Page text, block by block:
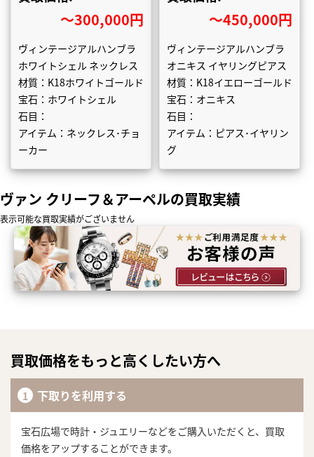
〜300,000円
ヴィンテージアルハンブラ
ホワイトシェル ネックレス
材質：K18ホワイトゴールド
宝石：ホワイトシェル
石目：
アイテム：ネックレス･チョ
ーカー
〜450,000円
ヴィンテージアルハンブラ
オニキス イヤリングピアス
材質：K18イエローゴールド
宝石：オニキス
石目：
アイテム：ピアス･イヤリン
グ
ヴァン クリーフ＆アーペルの買取実績
表示可能な買取実績がございません
買取価格をもっと高くしたい方へ
下取りを利用する
宝石広場で時計・ジュエリーなどをご購入いただくと、買取
価格をアップすることができます。